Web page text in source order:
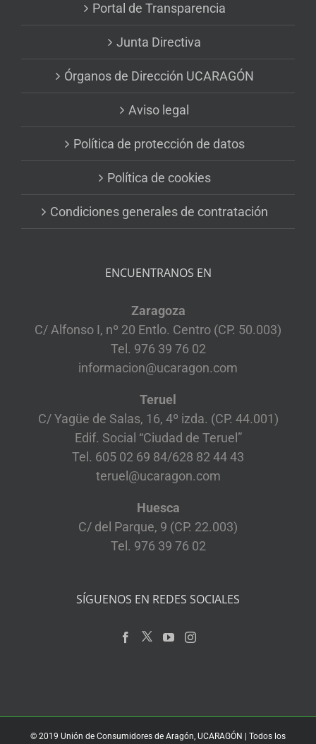
Portal de Transparencia
Junta Directiva
Órganos de Dirección UCARAGÓN
Aviso legal
Política de protección de datos
Política de cookies
Condiciones generales de contratación
ENCUENTRANOS EN
Zaragoza
C/ Alfonso I, nº 20 Entlo. Centro (CP. 50.003)
Tel. 976 39 76 02
informacion@ucaragon.com
Teruel
C/ Yagüe de Salas, 16, 4º izda. (CP. 44.001)
Edif. Social “Ciudad de Teruel”
Tel. 605 02 69 84/628 82 44 43
teruel@ucaragon.com
Huesca
C/ del Parque, 9 (CP. 22.003)
Tel. 976 39 76 02
SÍGUENOS EN REDES SOCIALES
© 2019 Unión de Consumidores de Aragón, UCARAGÓN | Todos los